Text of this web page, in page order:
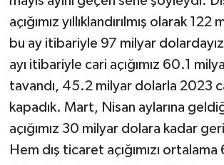
açığımız yıllıklandırılmış olarak
bu ay itibariyle 97 milyar
ayı itibariyle cari açığımız 60.1
tavandı, 45.2 milyar dolarla 2023
kapadık. Mart, Nisan aylarına
açığımız 30 milyar dolara kadar
Hem dış ticaret açığımızı